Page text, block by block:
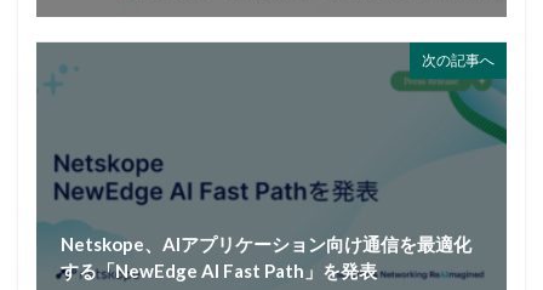
次の記事へ
Netskope、AIアプリケーション向け通信を最適化
する「NewEdge AI Fast Path」を発表